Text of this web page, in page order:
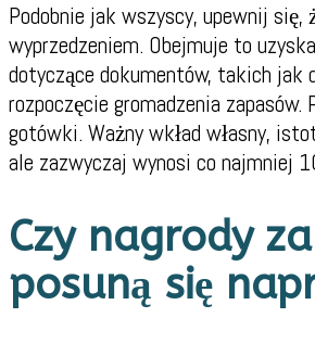
Podobnie jak wszyscy, upewnij się,
wyprzedzeniem. Obejmuje to
dotyczące dokumentów, takich jak
rozpoczęcie gromadzenia
gotówki. Ważny wkład własny,
ale zazwyczaj wynosi co najmniej
Czy nagrody
posuną się